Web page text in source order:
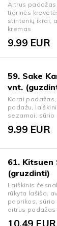
Aitrus
tigrinės
stintenių ikrai,
kremas
9.99 EUR
59. Sake
vnt.
Karai
padažu,
sezamai, sūrio
9.99 EUR
61. Kitsuen
(gruzdinti)
Laiškinis
rūkyta lašiša,
paprikos, sūrio
aitrus padažas
10.49 EUR